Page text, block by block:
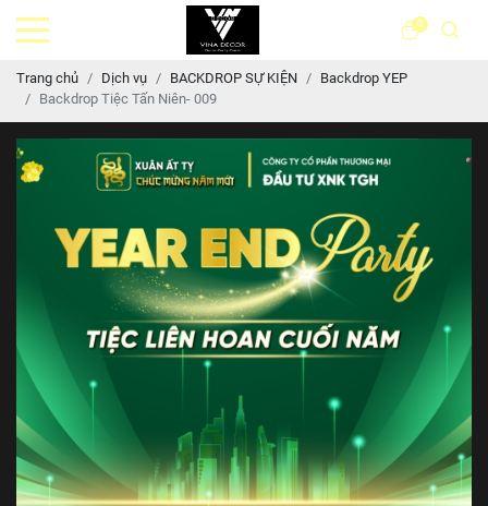
0
Trang chủ Dịch vụ BACKDROP SỰ KIỆN
Backdrop YEP
Backdrop Tiệc Tấn Niên- 009